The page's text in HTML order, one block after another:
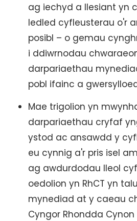
ag iechyd a llesiant yn
ledled cyfleusterau o'r
posibl – o gemau
i ddiwrnodau
darpariaethau
pobl ifainc a
Mae trigolion yn
darpariaethau cryfaf
ystod ac ansawdd y
eu cynnig a'r pris isel
ag awdurdodau lleol
oedolion yn RhCT yn
mynediad at y caeau
Cyngor Rhondda